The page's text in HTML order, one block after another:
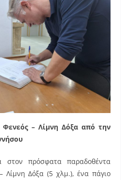
Φενεός – Λίμνη Δόξα από την
στον πρόσφατα παραδοθέντα
Λίμνη Δόξα (5 χλμ.), ένα πάγιο